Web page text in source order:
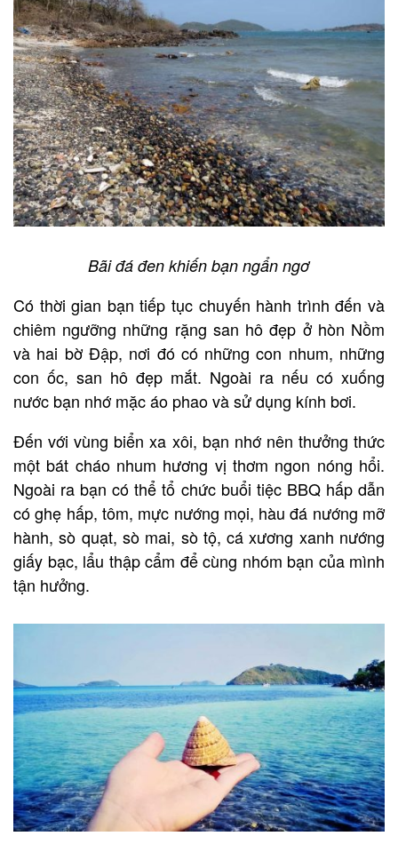
Bãi đá đen khiến bạn ngẩn ngơ
Có thời gian bạn tiếp tục chuyến hành trình đến và
chiêm ngưỡng những rặng san hô đẹp ở hòn Nồm
và hai bờ Đập, nơi đó có những con nhum, những
con ốc, san hô đẹp mắt. Ngoài ra nếu có xuống
nước bạn nhớ mặc áo phao và sử dụng kính bơi.
Đến với vùng biển xa xôi, bạn nhớ nên thưởng thức
một bát cháo nhum hương vị thơm ngon nóng hổi.
Ngoài ra bạn có thể tổ chức buổi tiệc BBQ hấp dẫn
có ghẹ hấp, tôm, mực nướng mọi, hàu đá nướng mỡ
hành, sò quạt, sò mai, sò tộ, cá xương xanh nướng
giấy bạc, lẩu thập cẩm để cùng nhóm bạn của mình
tận hưởng.